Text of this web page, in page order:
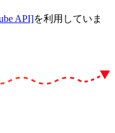
API]を利用していま